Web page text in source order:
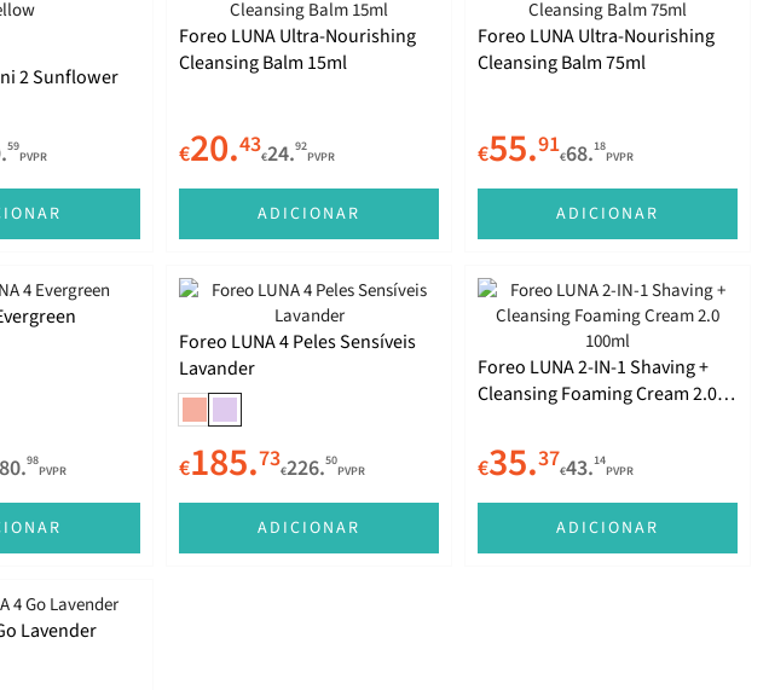
2 Sunflower
59
PVPR
Foreo LUNA Ultra-Nourishing
Cleansing Balm 15ml
€20.43€24.92
PVPR
ADICIONAR
Foreo LUNA Ultra-Nourishing
Cleansing Balm 75ml
€55.91€68.18
PVPR
ADICIONAR
98
PVPR
Foreo LUNA 4 Peles Sensíveis
Lavander
€185.73€226.50
PVPR
ADICIONAR
Foreo LUNA 2-IN-1 Shaving +
Cleansing Foaming Cream 2.0
€35.37€43.14
PVPR
ADICIONAR
Lavender